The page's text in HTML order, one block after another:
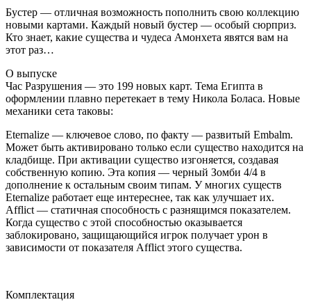
Бустер — отличная возможность пополнить свою коллекцию
новыми картами. Каждый новый бустер — особый сюрприз.
Кто знает, какие существа и чудеса Амонхета явятся вам на
этот раз…
О выпуске
Час Разрушения — это 199 новых карт. Тема Египта в
оформлении плавно перетекает в тему Никола Боласа. Новые
механики сета таковы:
Eternalize — ключевое слово, по факту — развитый Embalm.
Может быть активировано только если существо находится на
кладбище. При активации существо изгоняется, создавая
собственную копию. Эта копия — черный Зомби 4/4 в
дополнение к остальным своим типам. У многих существ
Eternalize работает еще интереснее, так как улучшает их.
Afflict — статичная способность с разнящимся показателем.
Когда существо с этой способностью оказывается
заблокировано, защищающийся игрок получает урон в
зависимости от показателя Afflict этого существа.
Комплектация